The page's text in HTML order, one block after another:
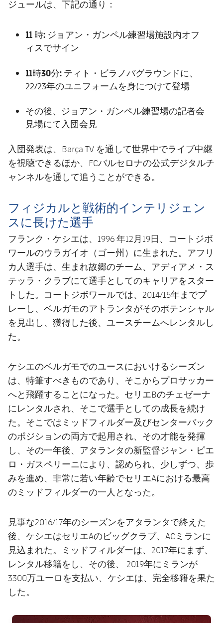
ジュールは、下記の通り：
11 時: ジョアン・ガンペル練習場施設内オフ
ィスでサイン
11時30分: ティト・ビラノバグラウンドに、
22/23年のユニフォームを身につけて登場
その後、ジョアン・ガンペル練習場の記者会
見場にて入団会見
入団発表は、Barça TV を通して世界中でライブ中継
を視聴できるほか、FCバルセロナの公式デジタルチ
ャンネルを通して追うことができる。
フィジカルと戦術的インテリジェン
スに長けた選手
フランク・ケシエは、1996 年12月19日、コートジボ
ワールのウラガイオ（ゴー州）に生まれた。アフリ
カ人選手は、生まれ故郷のチーム、アディアメ・ス
テッラ・クラブにて選手としてのキャリアをスター
トした。コートジボワールでは、2014/15年までプ
レーし、ベルガモのアトランタがそのポテンシャル
を見出し、獲得した後、ユースチームへレンタルし
た。
ケシエのベルガモでのユースにおいけるシーズン
は、特筆すべきものであり、そこからプロサッカー
へと飛躍することになった。セリエBのチェゼーナ
にレンタルされ、そこで選手としての成長を続け
た。そこではミッドフィルダー及びセンターバック
のポジションの両方で起用され、その才能を発揮
し、その一年後、アタランタの新監督ジャン・ピエ
ロ・ガスペリーニにより、認められ、少しずつ、歩
みを進め、非常に若い年齢でセリエAにおける最高
のミッドフィルダーの一人となった。
見事な2016/17年のシーズンをアタランタで終えた
後、ケシエはセリエAのビッグクラブ、ACミランに
見込まれた。ミッドフィルダーは、2017年にまず、
レンタル移籍をし、その後、 2019年にミランが
3300万ユーロを支払い、ケシエは、完全移籍を果た
した。
FC Barcelona club badge